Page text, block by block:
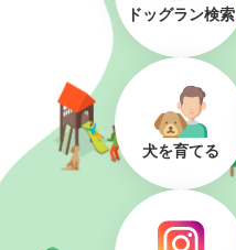
ドッグラン検索
犬を育てる